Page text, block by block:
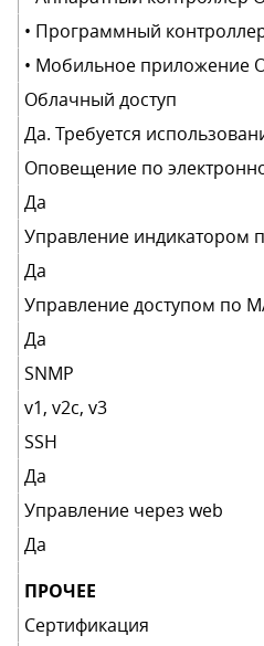
• Программный
• Мобильное приложение
Облачный доступ
Да. Требуется
Оповещение по
Да
Управление индикатором
Да
Управление доступом по
Да
SNMP
v1, v2c, v3
SSH
Да
Управление через web
Да
ПРОЧЕЕ
Сертификация